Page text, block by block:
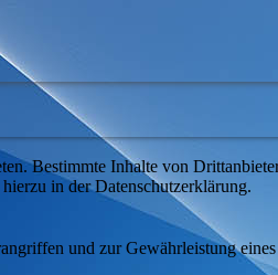
Bestimmte Inhalte von
in der Datenschutzerklärung.
und zur Gewährleistung